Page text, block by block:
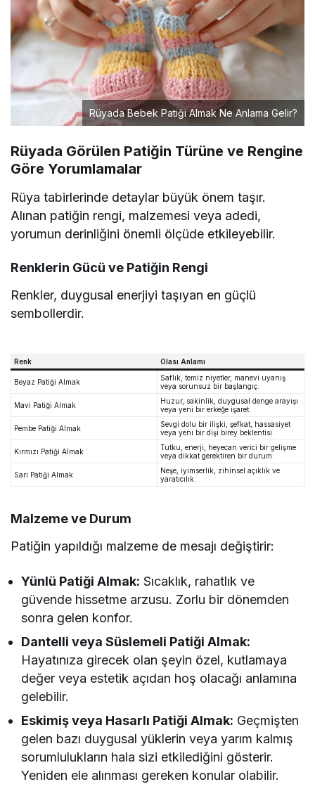
Rüyada Bebek Patiği Almak Ne Anlama Gelir?
Rüyada Görülen Patiğin Türüne ve Rengine
Göre Yorumlamalar
Rüya tabirlerinde detaylar büyük önem taşır.
Alınan patiğin rengi, malzemesi veya adedi,
yorumun derinliğini önemli ölçüde etkileyebilir.
Renklerin Gücü ve Patiğin Rengi
Renkler, duygusal enerjiyi taşıyan en güçlü
sembollerdir.
Renk Olası Anlamı
Beyaz Patiği Almak
Saflık, temiz niyetler, manevi uyanış
veya sorunsuz bir başlangıç.
Mavi Patiği Almak
Huzur, sakinlik, duygusal denge arayışı
veya yeni bir erkeğe işaret.
Pembe Patiği Almak
Sevgi dolu bir ilişki, şefkat, hassasiyet
veya yeni bir dişi birey beklentisi.
Kırmızı Patiği Almak
Tutku, enerji, heyecan verici bir gelişme
veya dikkat gerektiren bir durum.
Sarı Patiği Almak
Neşe, iyimserlik, zihinsel açıklık ve
yaratıcılık.
Malzeme ve Durum
Patiğin yapıldığı malzeme de mesajı değiştirir:
Yünlü Patiği Almak: Sıcaklık, rahatlık ve
güvende hissetme arzusu. Zorlu bir dönemden
sonra gelen konfor.
Dantelli veya Süslemeli Patiği Almak:
Hayatınıza girecek olan şeyin özel, kutlamaya
değer veya estetik açıdan hoş olacağı anlamına
gelebilir.
Eskimiş veya Hasarlı Patiği Almak: Geçmişten
gelen bazı duygusal yüklerin veya yarım kalmış
sorumlulukların hala sizi etkilediğini gösterir.
Yeniden ele alınması gereken konular olabilir.